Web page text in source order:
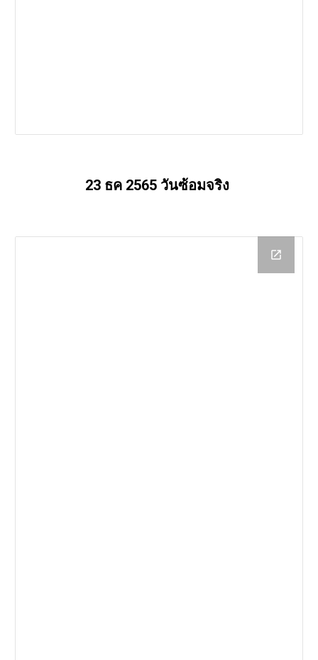
23 ธค 2565 วันซ้อมจริง